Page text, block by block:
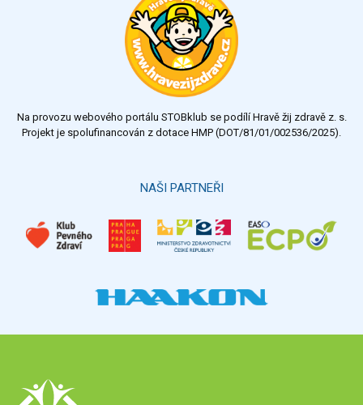
Výsledky Všechny ankety
Na provozu webového portálu STOBklub se podílí Hravě žij zdravě z. s.
Projekt je spolufinancován z dotace HMP (DOT/81/01/002536/2025).
NAŠI PARTNEŘI